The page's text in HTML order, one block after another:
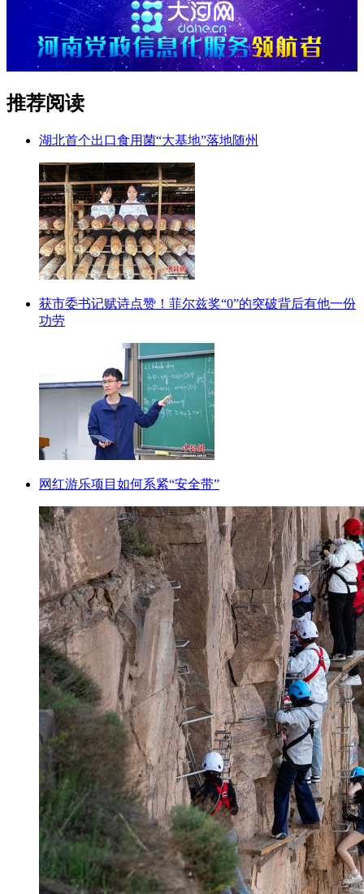
推荐阅读
湖北首个出口食用菌“大基地”落地随州
获市委书记赋诗点赞！菲尔兹奖“0”的突破背后有他一份
功劳
网红游乐项目如何系紧“安全带”